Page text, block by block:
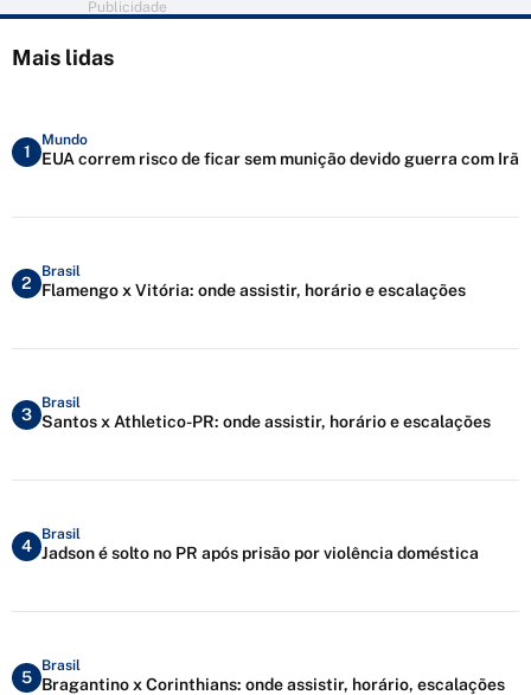
Publicidade
Mais lidas
1
Mundo
EUA correm risco de ficar sem munição devido guerra com Irã
2
Brasil
Flamengo x Vitória: onde assistir, horário e escalações
3
Brasil
Santos x Athletico-PR: onde assistir, horário e escalações
4
Brasil
Jadson é solto no PR após prisão por violência doméstica
5
Brasil
Bragantino x Corinthians: onde assistir, horário, escalações